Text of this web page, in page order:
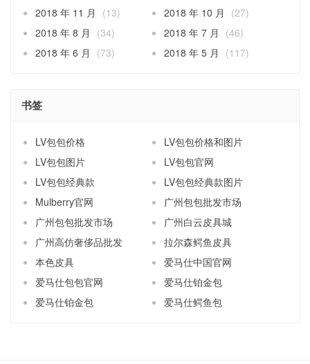
2018 年 11 月
(13) 2018 年 10 月
(27)
2018 年 8 月
(34) 2018 年 7 月
(46)
2018 年 6 月
(73) 2018 年 5 月 (117)
书签
LV包包价格
LV包包价格和图片
LV包包图片
LV包包官网
LV包包经典款
LV包包经典款图片
Mulberry官网
广州包包批发市场
广州包包批发市场
广州白云皮具城
广州高仿奢侈品批发
拉尔森鳄鱼皮具
本色皮具
爱马仕中国官网
爱马仕包包官网
爱马仕铂金包
爱马仕铂金包
爱马仕鳄鱼包